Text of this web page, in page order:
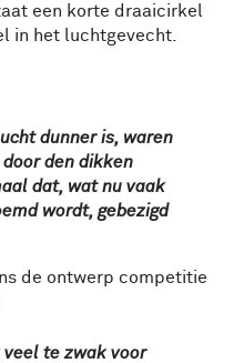
een korte draaicirkel
in het luchtgevecht.
dunner is, waren
den dikken
dat, wat nu vaak
wordt, gebezigd
de ontwerp competitie
te zwak voor